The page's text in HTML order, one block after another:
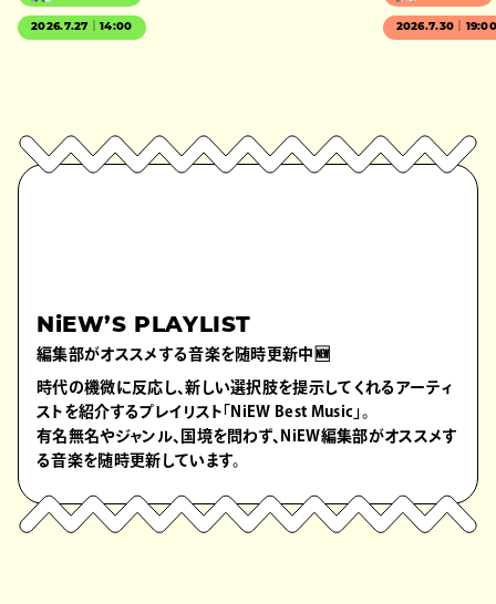
2026.7.27｜14:00 2026.7.30｜
NiEW’S PLAYLIST
編集部がオススメする音楽を随時更新中🆕
時代の機微に反応し、新しい選択肢を提示してくれるアーティ
ストを紹介するプレイリスト「NiEW Best Music」。
有名無名やジャンル、国境を問わず、NiEW編集部がオススメす
る音楽を随時更新しています。